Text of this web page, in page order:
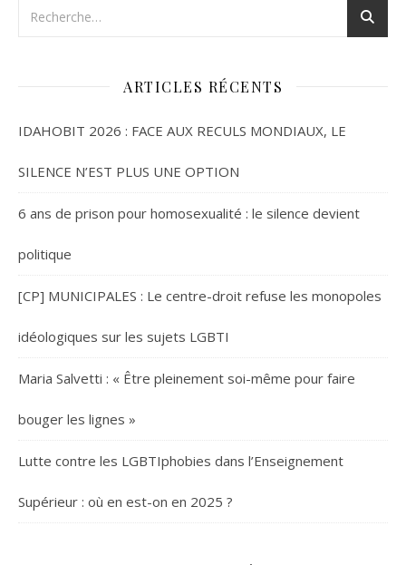
ARTICLES RÉCENTS
IDAHOBIT 2026 : FACE AUX RECULS MONDIAUX, LE
SILENCE N’EST PLUS UNE OPTION
6 ans de prison pour homosexualité : le silence devient
politique
[CP] MUNICIPALES : Le centre-droit refuse les monopoles
idéologiques sur les sujets LGBTI
Maria Salvetti : « Être pleinement soi-même pour faire
bouger les lignes »
Lutte contre les LGBTIphobies dans l’Enseignement
Supérieur : où en est-on en 2025 ?